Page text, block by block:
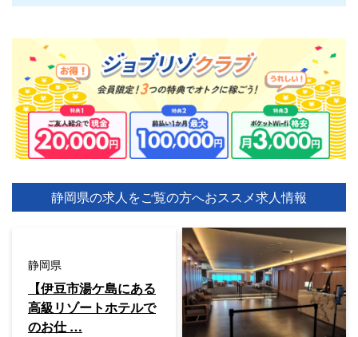
静岡県の求人をご覧の方へおススメ求人情報
静岡県
【伊豆市湯ケ島にある
高級リゾートホテルで
のお仕 …